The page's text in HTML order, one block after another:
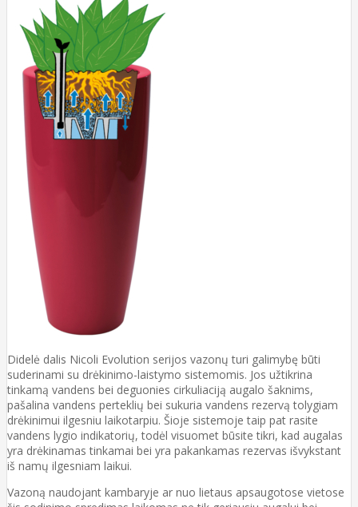
Didelė dalis Nicoli Evolution serijos vazonų turi galimybę būti
suderinami su drėkinimo-laistymo sistemomis. Jos užtikrina
tinkamą vandens bei deguonies cirkuliaciją augalo šaknims,
pašalina vandens perteklių bei sukuria vandens rezervą tolygiam
drėkinimui ilgesniu laikotarpiu. Šioje sistemoje taip pat rasite
vandens lygio indikatorių, todėl visuomet būsite tikri, kad augalas
yra drėkinamas tinkamai bei yra pakankamas rezervas išvykstant
iš namų ilgesniam laikui.
Vazoną naudojant kambaryje ar nuo lietaus apsaugotose vietose